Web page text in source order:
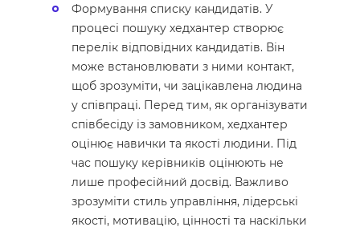
Формування списку кандидатів. У
процесі пошуку хедхантер створює
перелік відповідних кандидатів. Він
може встановлювати з ними контакт,
щоб зрозуміти, чи зацікавлена ​​людина
у співпраці. Перед тим, як організувати
співбесіду із замовником, хедхантер
оцінює навички та якості людини. Під
час пошуку керівників оцінюють не
лише професійний досвід. Важливо
зрозуміти стиль управління, лідерські
якості, мотивацію, цінності та наскільки